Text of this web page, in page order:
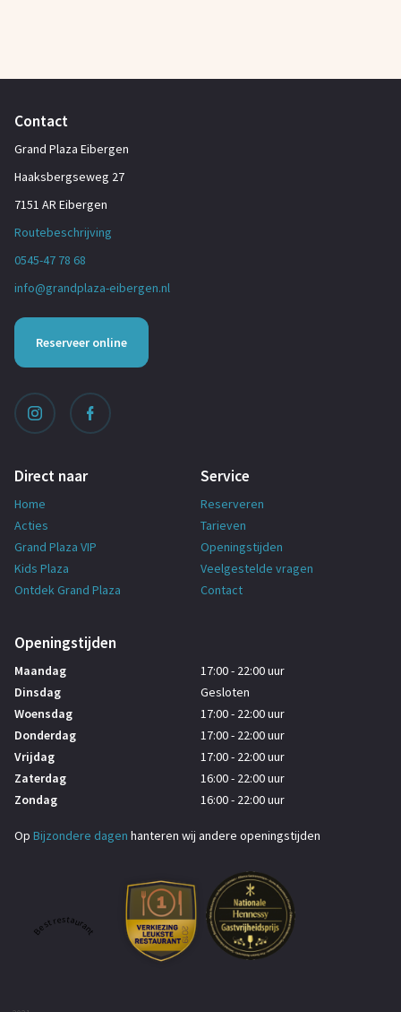
Contact
Grand Plaza Eibergen
Haaksbergseweg 27
7151 AR Eibergen
Routebeschrijving
0545-47 78 68
info@grandplaza-eibergen.nl
Reserveer online
Direct naar
Home
Acties
Grand Plaza VIP
Kids Plaza
Ontdek Grand Plaza
Service
Reserveren
Tarieven
Openingstijden
Veelgestelde vragen
Contact
Openingstijden
Maandag
Dinsdag
Woensdag
Donderdag
Vrijdag
Zaterdag
Zondag
17:00 - 22:00 uur
Gesloten
17:00 - 22:00 uur
17:00 - 22:00 uur
17:00 - 22:00 uur
16:00 - 22:00 uur
16:00 - 22:00 uur
Op Bijzondere dagen hanteren wij andere openingstijden
Best restaurant